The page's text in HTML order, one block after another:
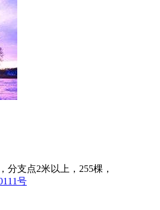
分支点2米以上，255棵，
号